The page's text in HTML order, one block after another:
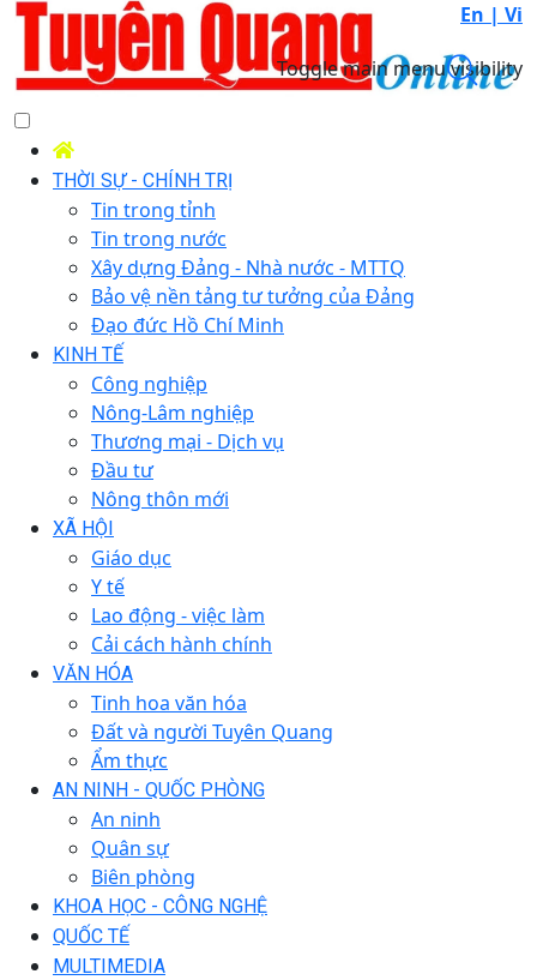
En | Vi
Toggle main menu visibility
THỜI SỰ - CHÍNH TRỊ
Tin trong tỉnh
Tin trong nước
Xây dựng Đảng - Nhà nước - MTTQ
Bảo vệ nền tảng tư tưởng của Đảng
Đạo đức Hồ Chí Minh
KINH TẾ
Công nghiệp
Nông-Lâm nghiệp
Thương mại - Dịch vụ
Đầu tư
Nông thôn mới
XÃ HỘI
Giáo dục
Y tế
Lao động - việc làm
Cải cách hành chính
VĂN HÓA
Tinh hoa văn hóa
Đất và người Tuyên Quang
Ẩm thực
AN NINH - QUỐC PHÒNG
An ninh
Quân sự
Biên phòng
KHOA HỌC - CÔNG NGHỆ
QUỐC TẾ
MULTIMEDIA